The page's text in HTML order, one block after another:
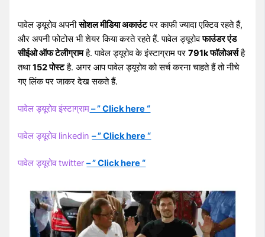
पावेल ड्यूरोव अपनीसोशल मीडिया अकाउंटपर काफी ज्यादा एक्टिव रहते हैं,
और अपनी फोटोस भी शेयर किया करते रहते हैं. पावेल ड्यूरोवफाउंडर एंड
सीईओ ऑफ टेलीग्रामहै. पावेल ड्यूरोव के इंस्टाग्राम पर791k फॉलोअर्सहै
तथा152 पोस्टहै. अगर आप पावेल ड्यूरोव को सर्च करना चाहते हैं तो नीचे
गए लिंक पर जाकर देख सकते हैं.
पावेल ड्यूरोव इंस्टाग्राम– ” Click here “
पावेल ड्यूरोव linkedin– ” Click here “
पावेल ड्यूरोव twitter– ” Click here “